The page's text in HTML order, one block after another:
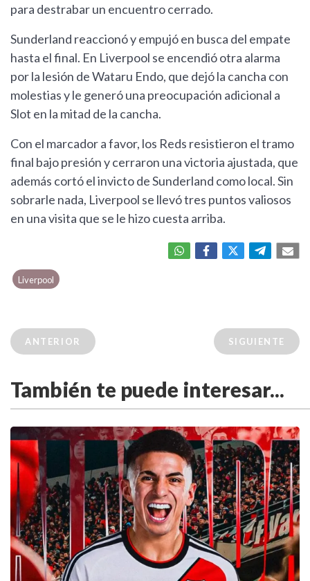
para destrabar un encuentro cerrado.
Sunderland reaccionó y empujó en busca del empate
hasta el final. En Liverpool se encendió otra alarma
por la lesión de Wataru Endo, que dejó la cancha con
molestias y le generó una preocupación adicional a
Slot en la mitad de la cancha.
Con el marcador a favor, los Reds resistieron el tramo
final bajo presión y cerraron una victoria ajustada, que
además cortó el invicto de Sunderland como local. Sin
sobrarle nada, Liverpool se llevó tres puntos valiosos
en una visita que se le hizo cuesta arriba.
Liverpool
ANTERIOR SIGUIENTE
También te puede interesar...